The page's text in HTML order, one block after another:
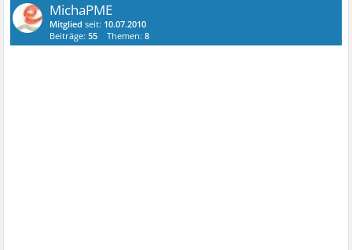
MichaPME
Mitglied seit: 10.07.2010
Beiträge:55 Themen:8